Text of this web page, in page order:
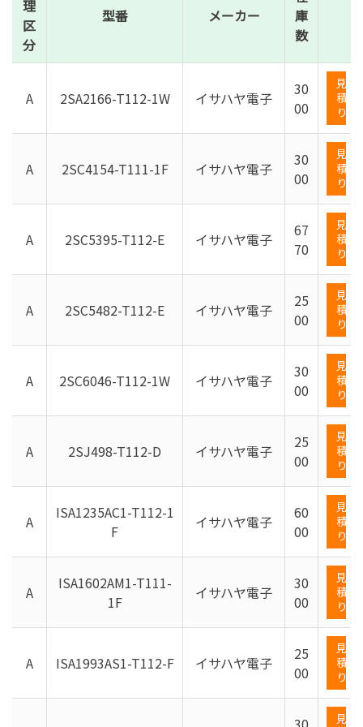
理
区
分
型番 メーカー
庫
数
A 2SA2166-T112-1W イサハヤ電子
30
00
見
積
り
A 2SC4154-T111-1F イサハヤ電子
30
00
見
積
り
A 2SC5395-T112-E イサハヤ電子
67
70
見
積
り
A 2SC5482-T112-E イサハヤ電子
25
00
見
積
り
A 2SC6046-T112-1W イサハヤ電子
30
00
見
積
り
A 2SJ498-T112-D イサハヤ電子
25
00
見
積
り
A
ISA1235AC1-T112-1
F
イサハヤ電子
60
00
見
積
り
A
ISA1602AM1-T111-
1F
イサハヤ電子
30
00
見
積
り
A ISA1993AS1-T112-F イサハヤ電子
25
00
見
積
り
見